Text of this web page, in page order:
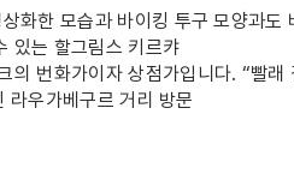
화한 모습과 바이킹 투구 모양과도
있는 할그림스 키르캬
번화가이자 상점가입니다. “빨래
우가베구르 거리 방문